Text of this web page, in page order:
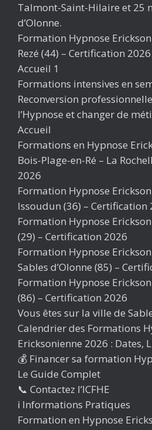
Talmont-Saint-Hilaire et 25
d’Olonne.
Formation Hypnose
Rezé (44) – Certification 2026
Accueil 1
Formations intensives en
Reconversion
l’Hypnose et changer de
Accueil
Formations en Hypnose
Bois-Plage-en-Ré – La
2026
Formation Hypnose
Issoudun (36) – Certification
Formation Hypnose
(29) – Certification 2026
Formation Hypnose
Sables d’Olonne (85) –
Formation Hypnose
(86) – Certification 2026
Vous êtes sur la ville de
Calendrier des Formations
Ericksonienne 2026 : Dates,
💰 Financer sa formation
Le Guide Complet
📞 Contactez l’ICFHE
ℹ️ Informations Pratiques
Formation en Hypnose